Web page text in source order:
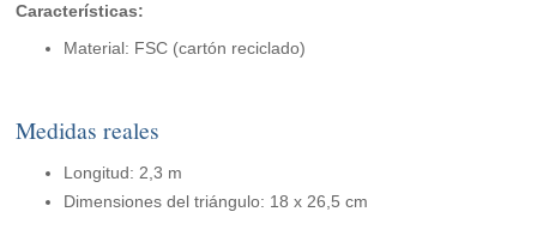
Características:
Material: FSC (cartón reciclado)
Medidas reales
Longitud: 2,3 m
Dimensiones del triángulo: 18 x 26,5 cm